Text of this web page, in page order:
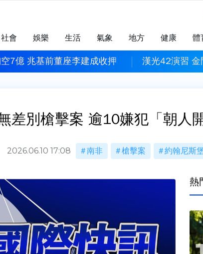
社會 娛樂 生活 氣象 地方 健康 體
7億 兆基前董座李建成收押 漢光42演習 金
差別槍擊案 逾10嫌犯「朝人
2026.06.10 17:08 南非 槍擊案 約翰尼斯
熱